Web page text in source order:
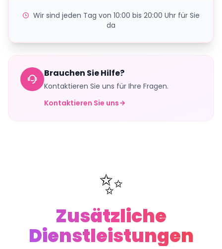
Wir sind jeden Tag von 10:00 bis 20:00 Uhr für Sie
da
Brauchen Sie Hilfe?
Kontaktieren Sie uns für Ihre Fragen.
Kontaktieren Sie uns
✨
Zusätzliche
Dienstleistungen